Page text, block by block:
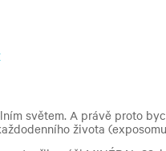
světem. A právě proto
života